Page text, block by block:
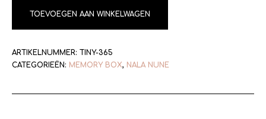
TOEVOEGEN AAN WINKELWAGEN
ARTIKELNUMMER: TINY-365
CATEGORIEËN: MEMORY BOX, NALA NUNE